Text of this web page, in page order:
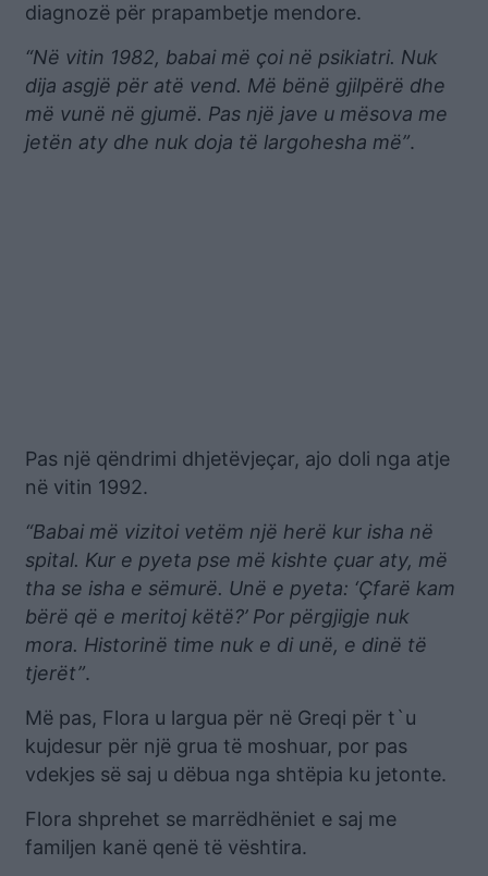
diagnozë për prapambetje mendore.
“Në vitin 1982, babai më çoi në psikiatri. Nuk
dija asgjë për atë vend. Më bënë gjilpërë dhe
më vunë në gjumë. Pas një jave u mësova me
jetën aty dhe nuk doja të largohesha më”.
Pas një qëndrimi dhjetëvjeçar, ajo doli nga atje
në vitin 1992.
“Babai më vizitoi vetëm një herë kur isha në
spital. Kur e pyeta pse më kishte çuar aty, më
tha se isha e sëmurë. Unë e pyeta: ‘Çfarë kam
bërë që e meritoj këtë?’ Por përgjigje nuk
mora. Historinë time nuk e di unë, e dinë të
tjerët”.
Më pas, Flora u largua për në Greqi për t`u
kujdesur për një grua të moshuar, por pas
vdekjes së saj u dëbua nga shtëpia ku jetonte.
Flora shprehet se marrëdhëniet e saj me
familjen kanë qenë të vështira.